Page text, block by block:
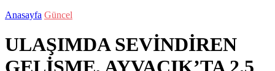
Anasayfa Güncel
ULAŞIMDA SEVİNDİREN